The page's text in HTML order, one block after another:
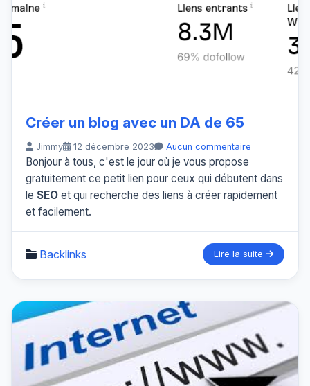
Créer un blog avec un DA de 65
Jimmy 12 décembre 2023 Aucun commentaire
Bonjour à tous, c'est le jour où je vous propose
gratuitement ce petit lien pour ceux qui débutent dans
le SEO et qui recherche des liens à créer rapidement
et facilement.
Backlinks Lire la suite